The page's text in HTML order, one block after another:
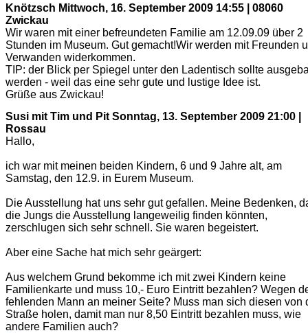
Knötzsch Mittwoch, 16. September 2009 14:55 | 08060
Zwickau
Wir waren mit einer befreundeten Familie am 12.09.09 über 2
Stunden im Museum. Gut gemacht!Wir werden mit Freunden
Verwanden widerkommen.
TIP: der Blick per Spiegel unter den Ladentisch sollte
werden - weil das eine sehr gute und lustige Idee ist.
Grüße aus Zwickau!
Susi mit Tim und Pit Sonntag, 13. September 2009 21:00 |
Rossau
Hallo,
ich war mit meinen beiden Kindern, 6 und 9 Jahre alt, am
Samstag, den 12.9. in Eurem Museum.
Die Ausstellung hat uns sehr gut gefallen. Meine Bedenken,
die Jungs die Ausstellung langeweilig finden könnten,
zerschlugen sich sehr schnell. Sie waren begeistert.
Aber eine Sache hat mich sehr geärgert:
Aus welchem Grund bekomme ich mit zwei Kindern keine
Familienkarte und muss 10,- Euro Eintritt bezahlen? Wegen
fehlenden Mann an meiner Seite? Muss man sich diesen von
Straße holen, damit man nur 8,50 Eintritt bezahlen muss, wie
andere Familien auch?